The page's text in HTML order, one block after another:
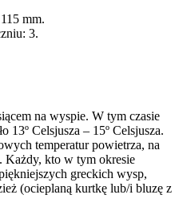
mm.
3.
na wyspie. W tym czasie
13º Celsjusza – 15º Celsjusza.
temperatur powietrza, na
Każdy, kto w tym okresie
greckich wysp,
(ocieplaną kurtkę lub/i bluzę z